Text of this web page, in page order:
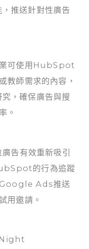
推送針對性廣告
業可使用HubSpot
教師需求的內容，
，確保廣告與搜
。
告有效重新吸引
的行為追蹤
Google Ads推送
用邀請。
Night